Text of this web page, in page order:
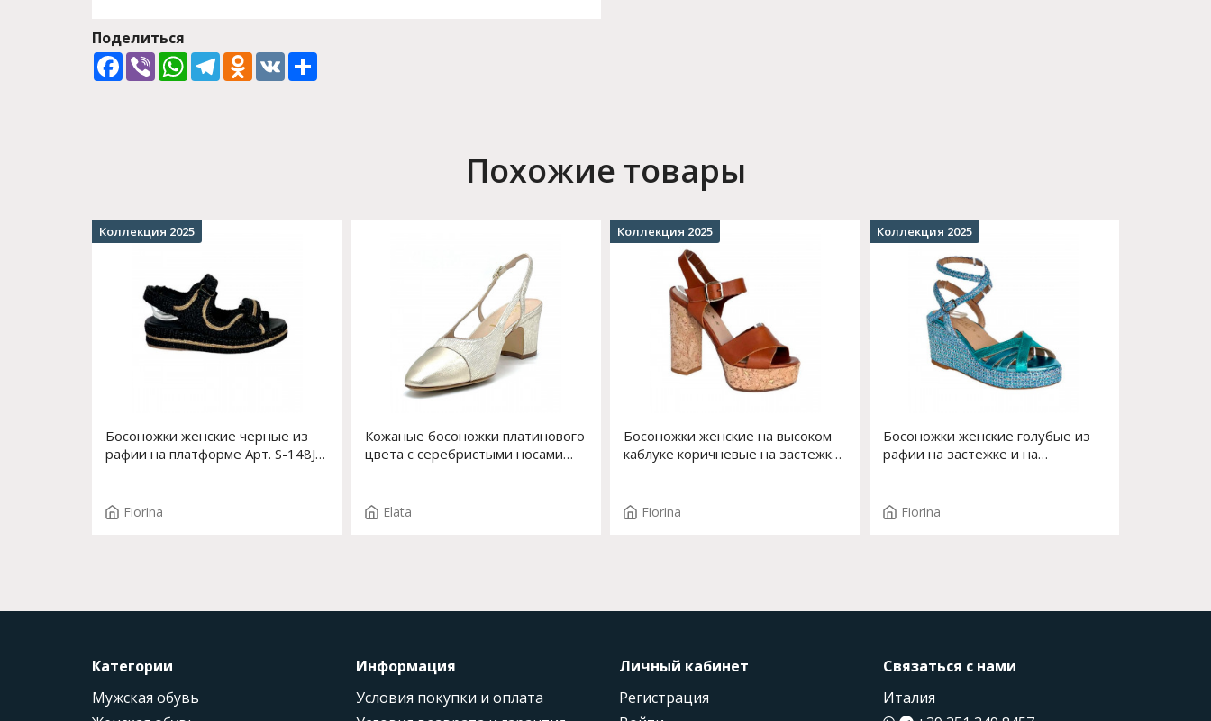
Поделиться
Facebook
ViberWhatsApp
TelegramOdnoklassniki
VK
Похожие товары
Босоножки женские черные из
рафии на платформе Арт. S-148J-
Fiorina
Коллекция 2025
Кожаные босоножки платинового
цвета с серебристыми носами
Elata
Босоножки женские на высоком
каблуке коричневые на застежке
Fiorina
Коллекция 2025
Босоножки женские голубые из
рафии на застежке и на
Fiorina
Коллекция 2025
Категории
Мужская обувь
Информация
Условия покупки и оплата
Личный кабинет
Регистрация
Связаться с нами
Италия